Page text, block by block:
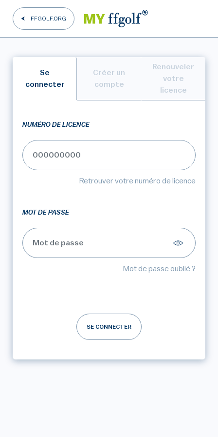
FFGOLF.ORG
Se
connecter
Créer un
compte
Renouveler
votre
licence
NUMÉRO DE LICENCE
Retrouver votre numéro de licence
MOT DE PASSE
Mot de passe oublié ?
SE CONNECTER